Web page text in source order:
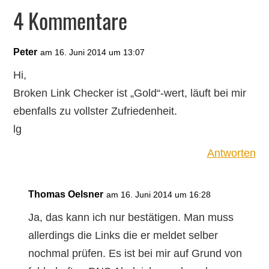
4 Kommentare
Peter am 16. Juni 2014 um 13:07
Hi,
Broken Link Checker ist „Gold“-wert, läuft bei mir
ebenfalls zu vollster Zufriedenheit.
lg
Antworten
Thomas Oelsner am 16. Juni 2014 um 16:28
Ja, das kann ich nur bestätigen. Man muss
allerdings die Links die er meldet selber
nochmal prüfen. Es ist bei mir auf Grund von